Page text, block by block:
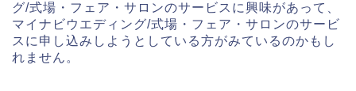
グ/式場・フェア・サロンのサービスに興味があって、
マイナビウエディング/式場・フェア・サロンのサービ
スに申し込みしようとしている方がみているのかもし
れません。